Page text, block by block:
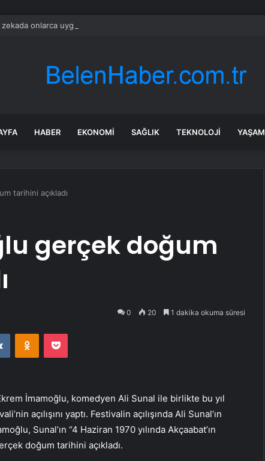
zekada onlarca uygulamanın yerini tek asistan alabilir
HABER EKONOMI SAĞLIK TEKNOLOJI YAŞAM
tarihini açıkladı
gerçek doğum
0 20 1 dakika okuma süresi
VKontakteOdnoklassniki
Pocket
İmamoğlu, komedyen Ali Sunal ile birlikte bu yıl
açılışını yaptı. Festivalin açılışında Ali Sunal’ın
Sunal’ın “4 Haziran 1970 yılında Akçaabat’ın
doğum tarihini açıkladı.